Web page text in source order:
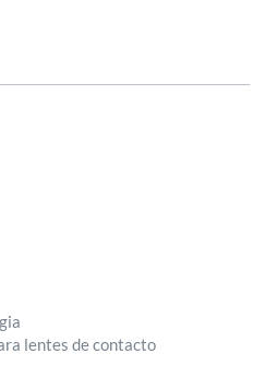
lentes de contacto